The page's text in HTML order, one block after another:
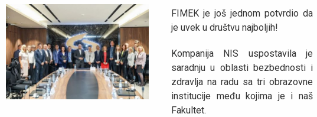
FIMEK je još jednom potvrdio da
je uvek u društvu najboljih!
Kompanija NIS uspostavila je
saradnju u oblasti bezbednosti i
zdravlja na radu sa tri obrazovne
institucije među kojima je i naš
Fakultet.